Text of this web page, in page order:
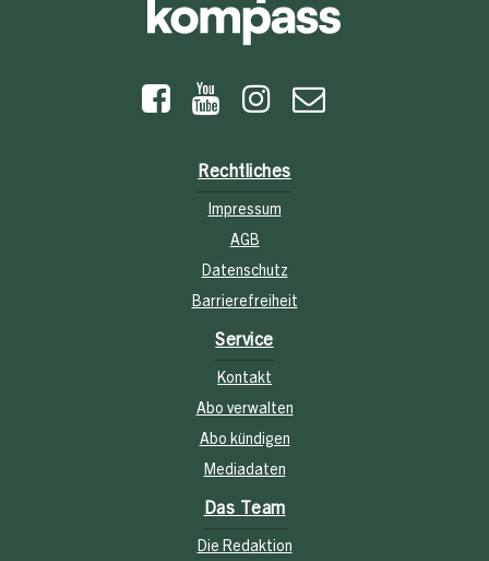
Rechtliches
Impressum
AGB
Datenschutz
Barrierefreiheit
Service
Kontakt
Abo verwalten
Abo kündigen
Mediadaten
Das Team
Die Redaktion